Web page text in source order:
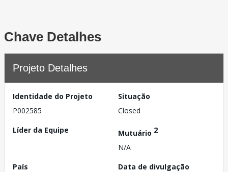
Chave Detalhes
Projeto Detalhes
Identidade do Projeto
P002585
Situação
Closed
Líder da Equipe
Mutuário 2
N/A
País
Data de divulgação